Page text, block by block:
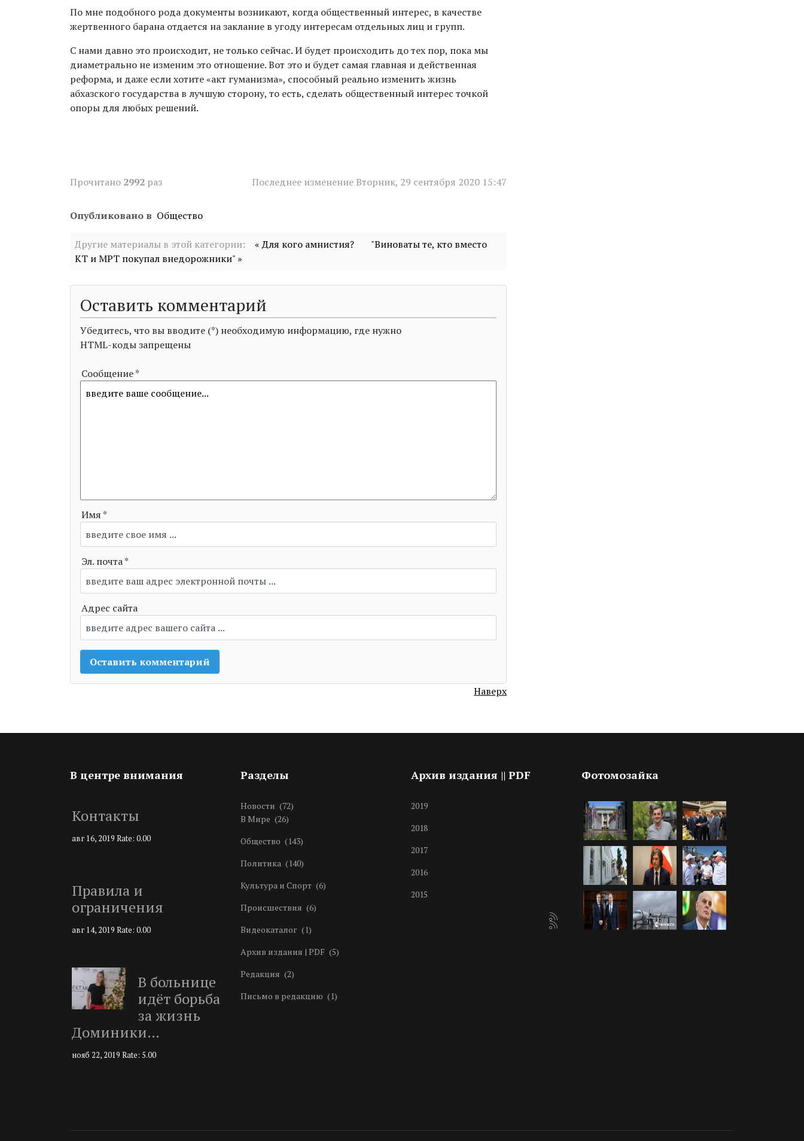
По мне подобного рода документы возникают, когда общественный интерес, в качестве
жертвенного барана отдается на заклание в угоду интересам отдельных лиц и групп.
С нами давно это происходит, не только сейчас. И будет происходить до тех пор, пока мы
диаметрально не изменим это отношение. Вот это и будет самая главная и действенная
реформа, и даже если хотите «акт гуманизма», способный реально изменить жизнь
абхазского государства в лучшую сторону, то есть, сделать общественный интерес точкой
опоры для любых решений.
Прочитано 2992 раз Последнее изменение Вторник, 29 сентября 2020 15:47
Опубликовано в Общество
Другие материалы в этой категории: « Для кого амнистия?
"Виноваты те, кто вместо
КТ и МРТ покупал внедорожники" »
Оставить комментарий
Убедитесь, что вы вводите (*) необходимую информацию, где нужно
HTML-коды запрещены
Сообщение *
Имя *
Эл. почта *
Адрес сайта
Наверх
В центре внимания
Контакты
авг 16, 2019 Rate: 0.00
Правила и
ограничения
авг 14, 2019 Rate: 0.00
В больнице
идёт борьба
за жизнь
Доминики…
нояб 22, 2019 Rate: 5.00
Разделы
Новости (72)
В Мире (26)
Общество (143)
Политика (140)
Культура и Спорт (6)
Происшествия (6)
Видеокаталог (1)
Архив издания | PDF (5)
Редакция (2)
Письмо в редакцию (1)
Архив издания || PDF
2019
2018
2017
2016
2015
Фотомозайка